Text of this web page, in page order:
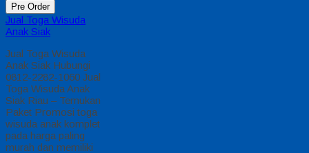
Pre Order
Jual Toga Wisuda
Anak Siak
Jual Toga Wisuda
Anak Siak Hubungi
0812-2282-1060 Jual
Toga Wisuda Anak
Siak Riau – Temukan
Paket Promosi toga
wisuda anak komplet
pada harga paling
murah dan memiliki